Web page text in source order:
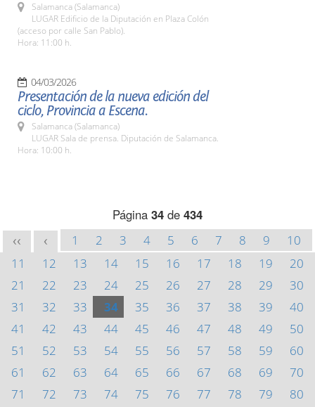
Salamanca (Salamanca)
LUGAR Edificio de la Diputación en Plaza Colón
(acceso por calle San Pablo).
Hora: 11:00 h.
04/03/2026
Presentación de la nueva edición del
ciclo, Provincia a Escena.
Salamanca (Salamanca)
LUGAR Sala de prensa. Diputación de Salamanca.
Hora: 10:00 h.
Página 34 de 434
<< < 1 2 3 4 5 6 7 8 9
10
11
12 13 14 15 16 17 18 19
20
21
22 23 24 25 26 27 28 29
30
31
32 33 34 35 36 37 38 39
40
41
42 43 44 45 46 47 48 49
50
51
52 53 54 55 56 57 58 59
60
61
62 63 64 65 66 67 68 69
70
71
72 73 74 75 76 77 78 79
80